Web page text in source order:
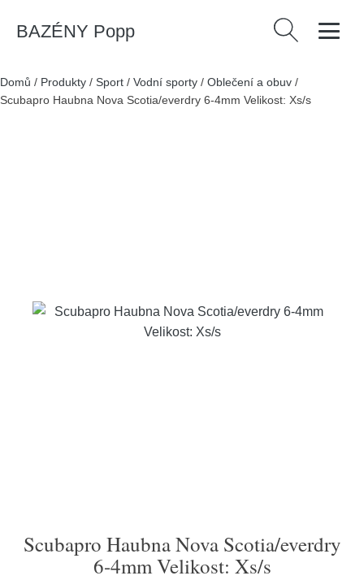
BAZÉNY Popp Vyhledávání
Domů / Produkty / Sport / Vodní sporty / Oblečení a obuv /
Scubapro Haubna Nova Scotia/everdry 6-4mm Velikost: Xs/s
Scubapro Haubna Nova Scotia/everdry
6-4mm Velikost: Xs/s